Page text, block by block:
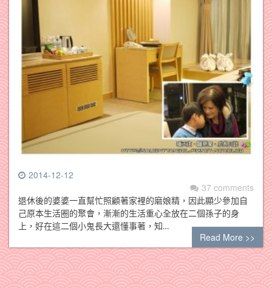
2014-12-12
37 comments
退休後的婆婆一直幫忙照顧著家裡的磨娘精，因此顯少參加自
己原本生活圈的聚會，漸漸的生活重心全放在二個孫子的身
上，好在這二個小鬼長大還懂事著，知…
Read More >>